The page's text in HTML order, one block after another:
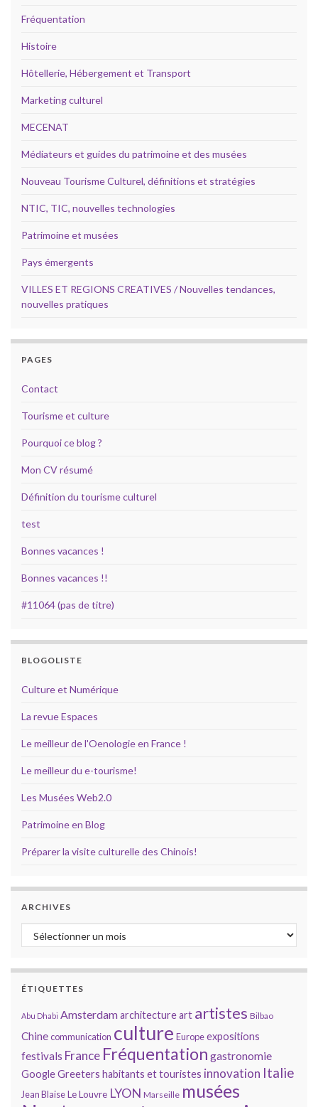
Fréquentation
Histoire
Hôtellerie, Hébergement et Transport
Marketing culturel
MECENAT
Médiateurs et guides du patrimoine et des musées
Nouveau Tourisme Culturel, définitions et stratégies
NTIC, TIC, nouvelles technologies
Patrimoine et musées
Pays émergents
VILLES ET REGIONS CREATIVES / Nouvelles tendances,
nouvelles pratiques
PAGES
Contact
Tourisme et culture
Pourquoi ce blog ?
Mon CV résumé
Définition du tourisme culturel
test
Bonnes vacances !
Bonnes vacances !!
#11064 (pas de titre)
BLOGOLISTE
Culture et Numérique
La revue Espaces
Le meilleur de l'Oenologie en France !
Le meilleur du e-tourisme!
Les Musées Web2.0
Patrimoine en Blog
Préparer la visite culturelle des Chinois!
ARCHIVES
Archives
ÉTIQUETTES
Abu Dhabi Amsterdamarchitectureart artistes Bilbao
Chinecommunication culture Europeexpositions
festivals France Fréquentation gastronomie
GoogleGreeters habitants et touristes innovation Italie
Jean BlaiseLe Louvre LYON Marseille musées